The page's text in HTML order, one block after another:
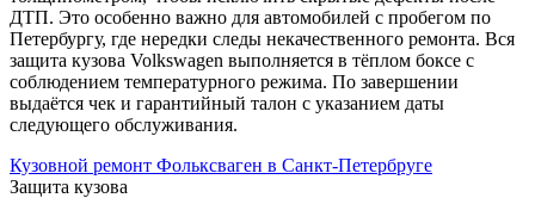
ДТП. Это особенно важно для автомобилей с пробегом по
Петербургу, где нередки следы некачественного ремонта. Вся
защита кузова Volkswagen выполняется в тёплом боксе с
соблюдением температурного режима. По завершении
выдаётся чек и гарантийный талон с указанием даты
следующего обслуживания.
Кузовной ремонт Фольксваген в Санкт-Петербруге
Защита кузова